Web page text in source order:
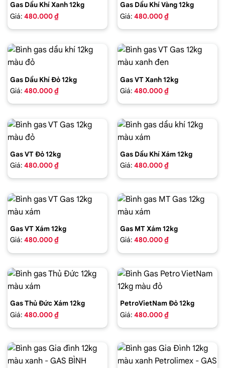
Gas Dầu Khí Xanh 12kg
Giá: 480.000 ₫
Gas Dầu Khí Vàng 12kg
Giá: 480.000 ₫
Gas Dầu Khí Đỏ 12kg
Giá: 480.000 ₫
Gas VT Xanh 12kg
Giá: 480.000 ₫
Gas VT Đỏ 12kg
Giá: 480.000 ₫
Gas Dầu Khí Xám 12kg
Giá: 480.000 ₫
Gas VT Xám 12kg
Giá: 480.000 ₫
Gas MT Xám 12kg
Giá: 480.000 ₫
Gas Thủ Đức Xám 12kg
Giá: 480.000 ₫
PetroVietNam Đỏ 12kg
Giá: 480.000 ₫